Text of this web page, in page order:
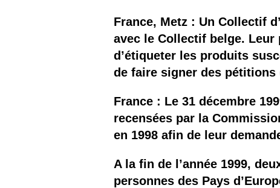
France, Metz : Un Collectif
avec le Collectif belge.
d’étiqueter les produits
de faire signer des
France : Le 31 décembre
recensées par la
en 1998 afin de leur
A la fin de l’année 1999,
personnes des Pays